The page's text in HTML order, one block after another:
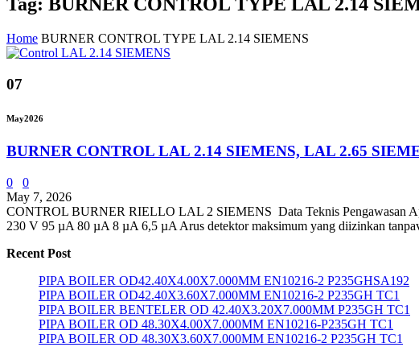
Home BURNER CONTROL TYPE LAL 2.14 SIEMENS
07
May2026
BURNER CONTROL LAL 2.14 SIEMENS, LAL 2.65
0
0
May 7, 2026
CONTROL BURNER RIELLO LAL 2 SIEMENS Data Teknis Pengawasan
230 V 95 µA 80 µA 8 µA 6,5 µA Arus detektor maksimum yang diizinkan
Recent Post
PIPA BOILER OD42.40X4.00X7.000MM EN10216-2 P235GHSA192
PIPA BOILER OD42.40X3.60X7.000MM EN10216-2 P235GH TC1
PIPA BOILER BENTELER OD 42.40X3.20X7.000MM P235GH TC1
PIPA BOILER OD 48.30X4.00X7.000MM EN10216-P235GH TC1
PIPA BOILER OD 48.30X3.60X7.000MM EN10216-2 P235GH TC1